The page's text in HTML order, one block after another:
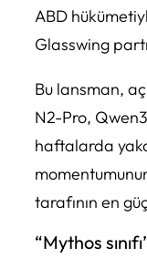
ABD
Glasswing
Bu lansman,
N2-Pro,
haftalarda
tarafının en
“Mythos